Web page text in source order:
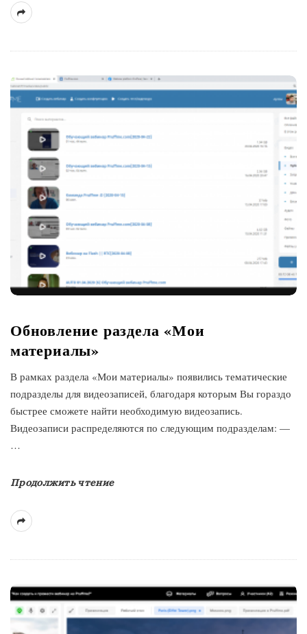
Обновление раздела «Мои
материалы»
В рамках раздела «Мои материалы» появились тематические
подразделы для видеозаписей, благодаря которым Вы гораздо
быстрее сможете найти необходимую видеозапись.
Видеозаписи распределяются по следующим подразделам: —
…
Продолжить чтение